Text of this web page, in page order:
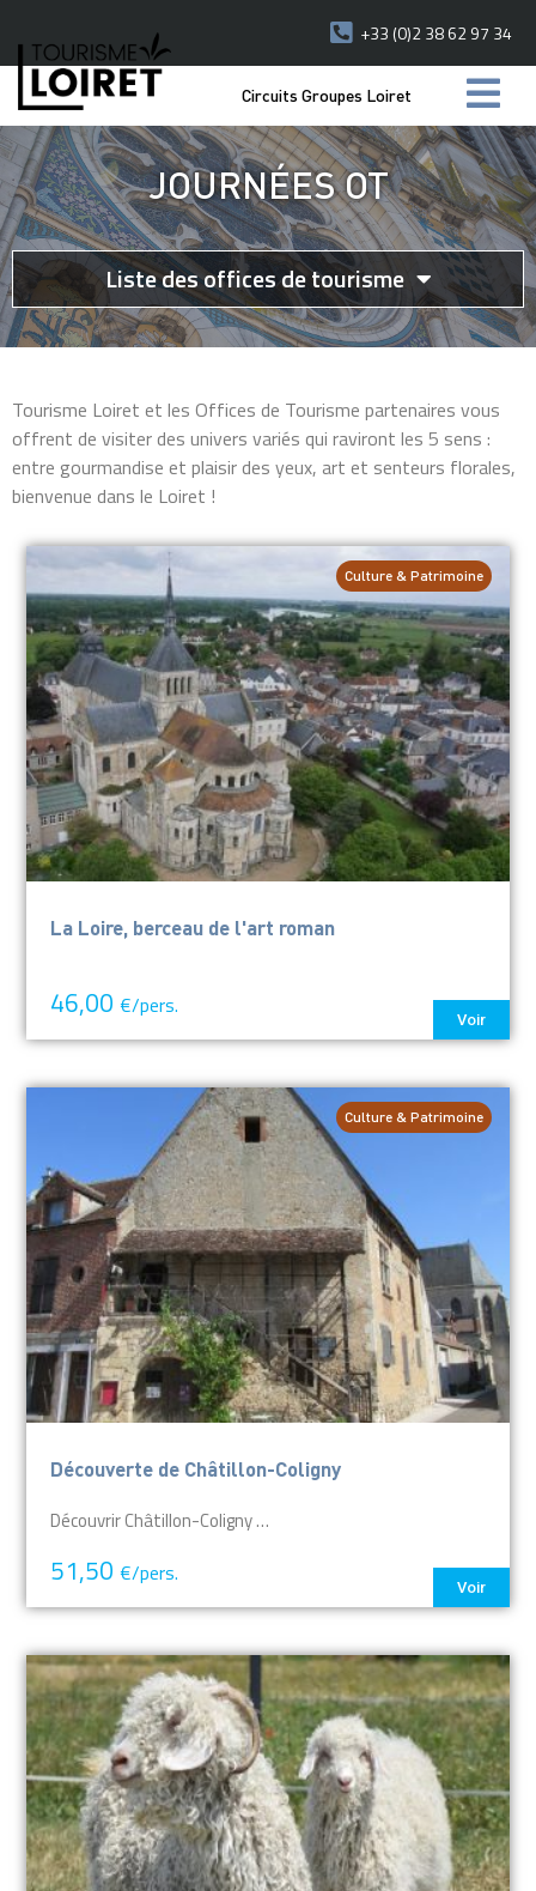
+33 (0)2 38 62 97 34
Circuits Groupes Loiret
JOURNÉES OT
Liste des offices de tourisme
Tourisme Loiret et les Offices de Tourisme partenaires vous
offrent de visiter des univers variés qui raviront les 5 sens :
entre gourmandise et plaisir des yeux, art et senteurs florales,
bienvenue dans le Loiret !
La Loire, berceau de l'art roman
46,00 €/pers.
Voir
Culture & Patrimoine
Découverte de Châtillon-Coligny
Découvrir Châtillon-Coligny …
51,50 €/pers.
Voir
Culture & Patrimoine